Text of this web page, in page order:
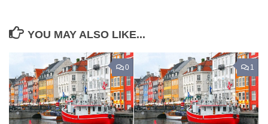
YOU MAY ALSO LIKE...
0 1